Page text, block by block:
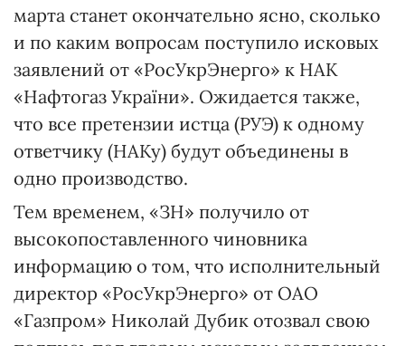
марта станет окончательно ясно, сколько
и по каким вопросам поступило исковых
заявлений от «РосУкрЭнерго» к НАК
«Нафтогаз України». Ожидается также,
что все претензии истца (РУЭ) к одному
ответчику (НАКу) будут объединены в
одно производство.
Тем временем, «ЗН» получило от
высокопоставленного чиновника
информацию о том, что исполнительный
директор «РосУкрЭнерго» от ОАО
«Газпром» Николай Дубик отозвал свою